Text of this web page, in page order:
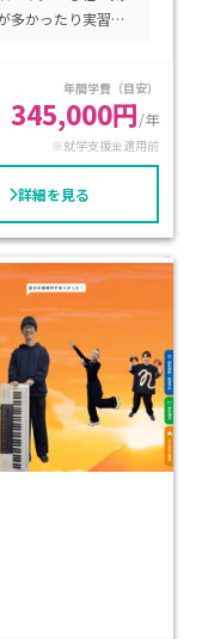
にもつながります。
多かったり実習の
年間学費（目安）
345,000円/年
※就学支援金適用前
詳細を見る